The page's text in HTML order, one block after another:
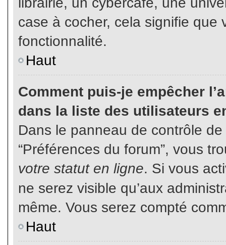
case à cocher, cela signifie que
fonctionnalité.
Haut
Comment puis-je empêcher
dans la liste des utilisateurs
Dans le panneau de contrôle
“Préférences du forum”, vous
votre statut en ligne. Si vous
ne serez visible qu’aux
même. Vous serez compté
Haut